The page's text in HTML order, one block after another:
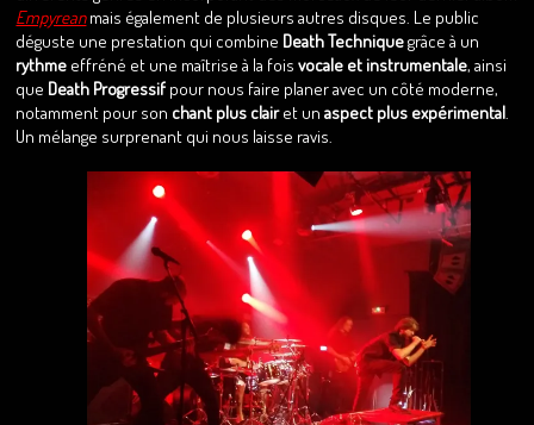
Empyreanmais également de plusieurs autres disques. Le public
déguste une prestation qui combine Death Techniquegrâce à un
rythme effréné et une maîtrise à la foisvocale et instrumentale, ainsi
que Death Progressif pour nous faire planer avec un côté moderne,
notamment pour son chant plus clairet unaspect plus expérimental.
Un mélange surprenant qui nous laisse ravis.